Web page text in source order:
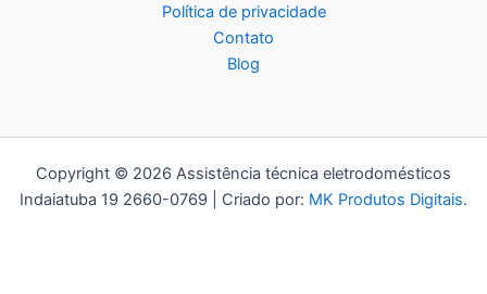
Política de privacidade
Contato
Blog
Copyright © 2026 Assistência técnica eletrodomésticos
Indaiatuba 19 2660-0769 | Criado por: MK Produtos Digitais.